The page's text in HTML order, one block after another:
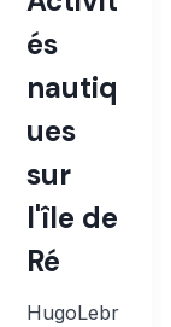
és
nautiq
ues
sur
l'île de
Ré
HugoLebr